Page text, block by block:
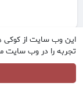
این وب سایت از کوکی
تجربه را در وب سایت